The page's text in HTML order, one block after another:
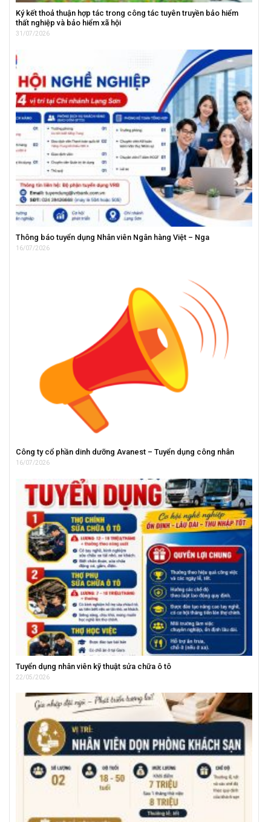
Ký kết thoả thuận hợp tác trong công tác tuyên truyền bảo hiểm
thất nghiệp và bảo hiểm xã hội
31/07/2026
Thông báo tuyển dụng Nhân viên Ngân hàng Việt – Nga
16/07/2026
Công ty cổ phần dinh dưỡng Avanest – Tuyển dụng công nhân
16/07/2026
Tuyển dụng nhân viên kỹ thuật sửa chữa ô tô
22/05/2026